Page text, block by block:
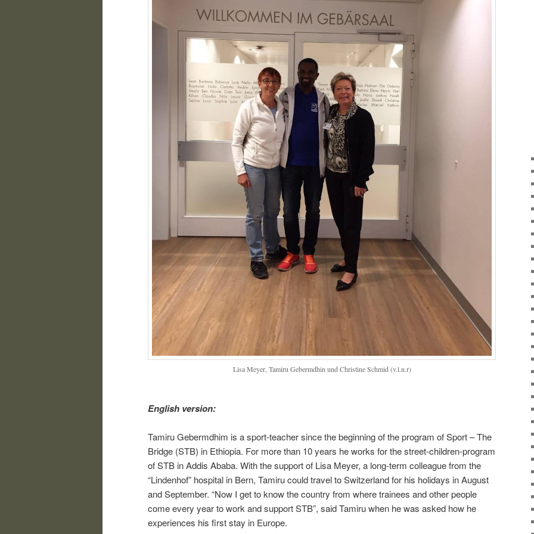
Lisa Meyer, Tamiru Gebermdhin und Christine Schmid (v.l.n.r)
English version:
Tamiru Gebermdhim is a sport-teacher since the beginning of the program of Sport – The
Bridge (STB) in Ethiopia. For more than 10 years he works for the street-children-program
of STB in Addis Ababa. With the support of Lisa Meyer, a long-term colleague from the
“Lindenhof” hospital in Bern, Tamiru could travel to Switzerland for his holidays in August
and September. “Now I get to know the country from where trainees and other people
come every year to work and support STB”, said Tamiru when he was asked how he
experiences his first stay in Europe.